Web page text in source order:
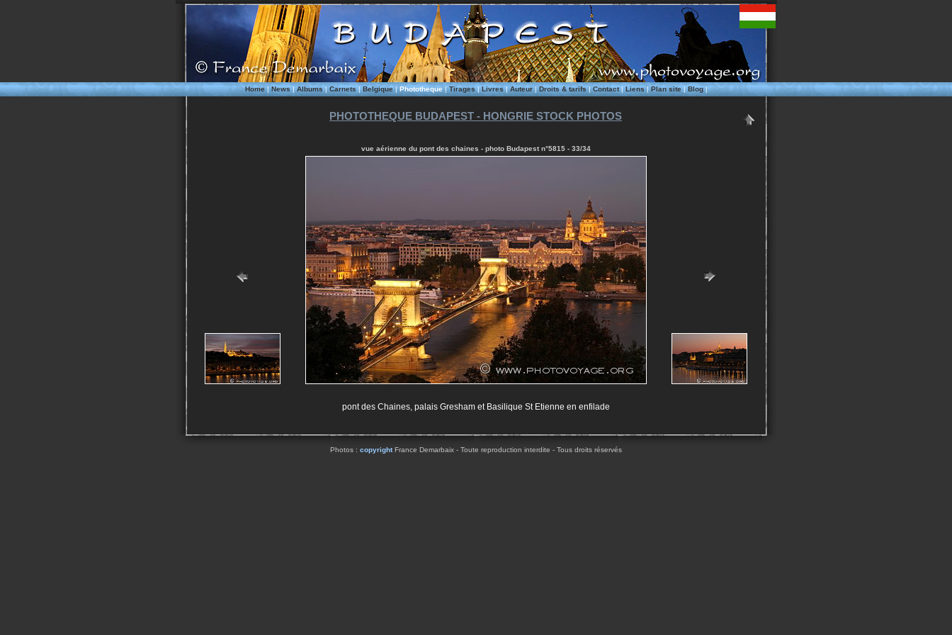
Home|News| Albums| Carnets|Belgique|Phototheque|Tirages|Livres|Auteur|Droits & tarifs|Contact|Liens|Plan site|Blog|
PHOTOTHEQUE BUDAPEST - HONGRIE STOCK PHOTOS
vue aérienne du pont des chaines - photo Budapest n°5815 - 33/34
pont des Chaines, palais Gresham et Basilique St Etienne en enfilade
Photos : copyrightFrance Demarbaix - Toute reproduction interdite - Tous droits réservés